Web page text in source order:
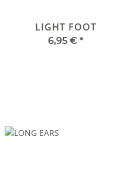
LIGHT FOOT
6,95 € *